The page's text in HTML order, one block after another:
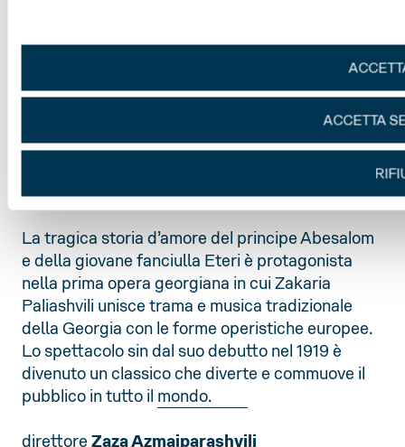
ACCETTA
basato sul poema medievale georgianoEteriani
Scacchetti
Durata 2 h e 15 minuti, compreso intervallo
La tragica storia d’amore del principe Abesalom
e della giovane fanciulla Eteri è protagonista
nella prima opera georgiana in cui Zakaria
Paliashvili unisce trama e musica tradizionale
della Georgia con le forme operistiche europee.
Lo spettacolo sin dal suo debutto nel 1919 è
divenuto un classico che diverte e commuove il
pubblico in tutto il mondo.
direttore Zaza Azmaiparashvili